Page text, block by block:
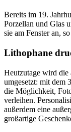
Bereits im 19.
Porzellan und Glas
sie am Fenster an,
Lithophane
Heutzutage wird die
umgesetzt: mit dem
die Möglichkeit,
verleihen.
außerdem eine
großartige